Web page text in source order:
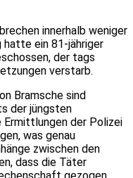
innerhalb weniger
hatte ein 81-jähriger
der tags
verstarb.
Bramsche sind
der jüngsten
Ermittlungen der Polizei
was genau
zwischen den
dass die Täter
gezogen